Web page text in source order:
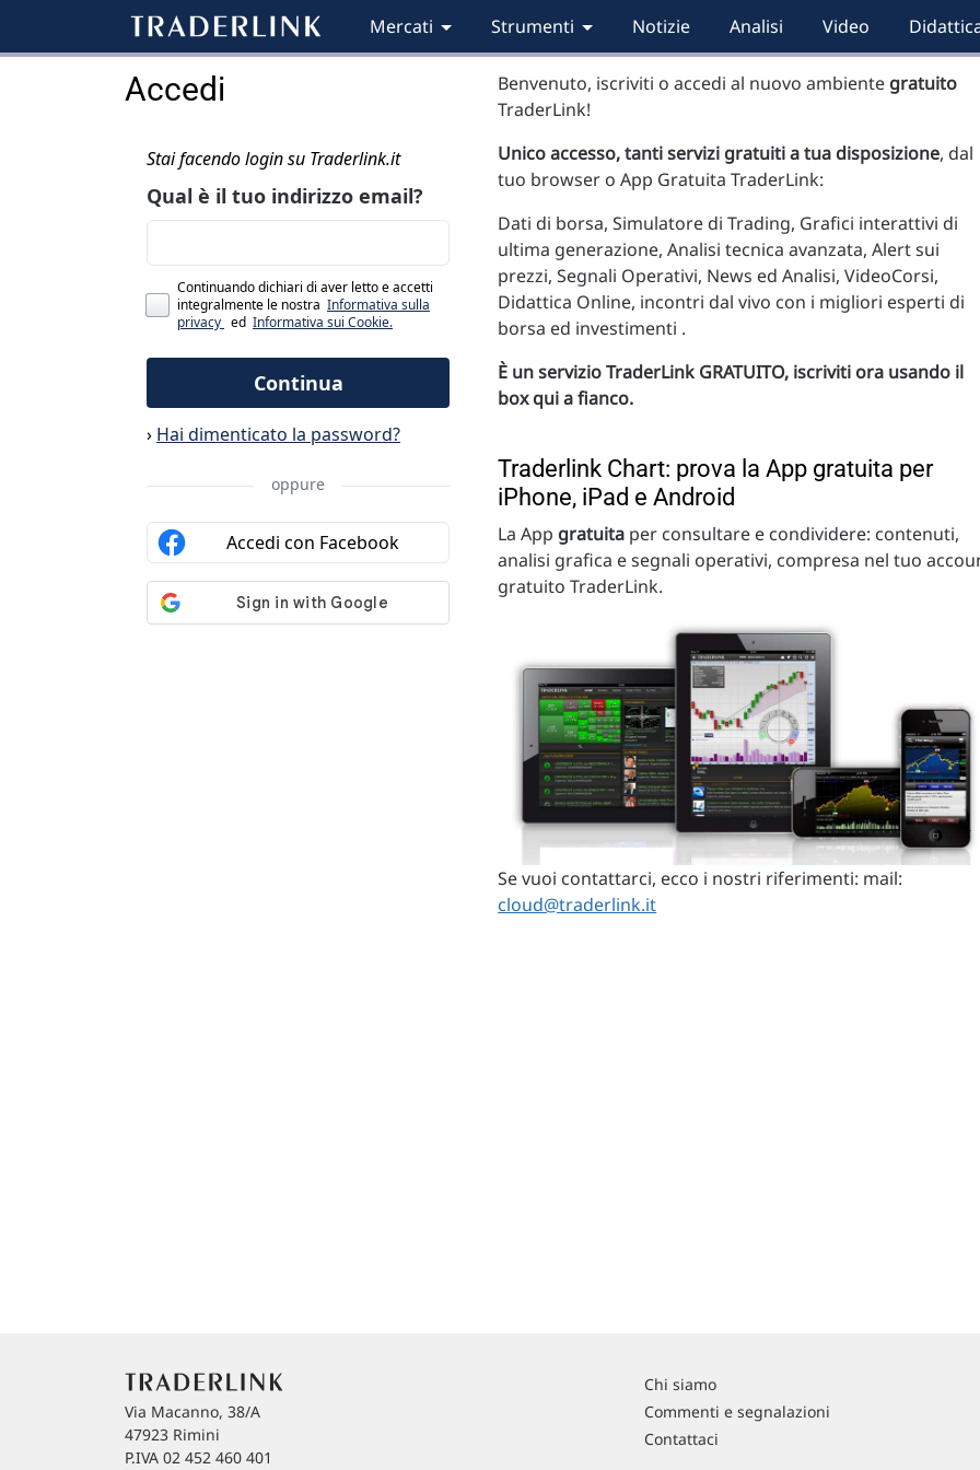
Mercati Strumenti Notizie Analisi Video
Accedi Benvenuto, iscriviti o accedi al nuovo ambiente gratuito
TraderLink!
Unico accesso, tanti servizi gratuiti a tua disposizione, dal
tuo browser o App Gratuita TraderLink:
Dati di borsa, Simulatore di Trading, Grafici interattivi di
ultima generazione, Analisi tecnica avanzata, Alert sui
prezzi, Segnali Operativi, News ed Analisi, VideoCorsi,
Didattica Online, incontri dal vivo con i migliori esperti di
borsa ed investimenti .
È un servizio TraderLink GRATUITO, iscriviti ora usando il
box qui a fianco.
Traderlink Chart: prova la App gratuita per
iPhone, iPad e Android
La App gratuita per consultare e condividere: contenuti,
analisi grafica e segnali operativi, compresa nel tuo
gratuito TraderLink.
Se vuoi contattarci, ecco i nostri riferimenti: mail:
cloud@traderlink.it
Via Macanno, 38/A
47923 Rimini
P.IVA 02 452 460 401
Chi siamo
Commenti e segnalazioni
Contattaci